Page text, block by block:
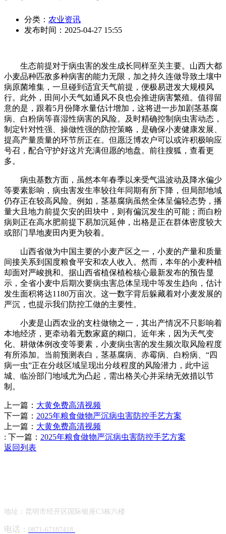
分类： 农业资讯
发布时间： 2025-04-27 15:55
生态前提对于病虫害的发生成长同样至关主要。山西大都
小麦品种匹敌多种病害的能力无限，加之持久连做导致土壤中
病原菌堆集，一旦碰到适宜天气前提，便极易迸发大规模风
行。此外，田间小天气如通风不良也会推进病害繁殖。值得留
意的是，跟着5月份降水量估计增加，这将进一步加剧茎基腐
病、白粉病等喜湿性病害的风险。及时精确控制病虫害动态，
制定针对性强、操做性强的防控策略，是确保小麦健康发展、
提高产量质量的环节所正在。但愿泛博农户可以或许积极响应
号召，配合守护好这片充满但愿的地盘。前往搜狐，查看更
多。
病虫基数方面，虽然本年春季以来受气温波动及降水偏少
等要素影响，病虫害发生率较往年同期有所下降，但局部地域
仍存正在较高风险。例如，茎基腐病虽然全体呈偏轻态势，播
量大且地力前提欠安的田块中，则有偏沉发生的可能；而白粉
病则正在高水肥前提下易加沉延伸，出格是正在群体密度较大
或部门旱地麦田内更为较着。
山西省做为中国主要的小麦产区之一，小麦的产量和质量
间接关系到国度粮食平安和农人收入。然而，本年的小麦种植
却面对严峻挑和。据山西省植保植检核心最新发布的预告显
示，全省小麦中后期次要病虫害总体呈现中等发生趋向，估计
发生面积将达1180万亩次。这一数字背后躲藏着对小麦发展的
严沉，也提示我们防控工做的主要性。
小麦是山西农业的支柱做物之一，其出产情况不只影响着
本地经济，更牵动着无数家庭的糊口。近年来，因为天气变
化、耕做体例改变等要素，小麦病虫害的发生频次取风险程度
有所添加。当前预测表白，茎基腐病、赤霉病、白粉病、“四
病一虫”正在分歧区域呈现出分歧程度的风险潜力，此中运
城、临汾部门地域尤为凸起，需出格关心并采纳无效措以节
制。
上一篇： 大黄免费高清视频
下一篇： 2025年粮食做物严沉病虫害防控手艺方案
上一篇： 大黄免费高清视频
: 下一篇： 2025年粮食做物严沉病虫害防控手艺方案
返回列表
地址：昆明市经开区国际银座C3栋六楼
电话： 0871-67187418